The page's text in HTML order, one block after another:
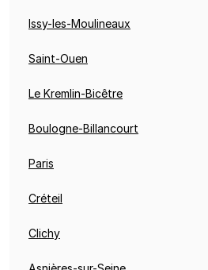
Issy-les-Moulineaux
Saint-Ouen
Le Kremlin-Bicêtre
Boulogne-Billancourt
Paris
Créteil
Clichy